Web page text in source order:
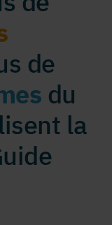
de
du
la